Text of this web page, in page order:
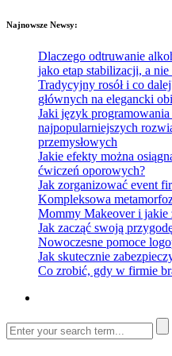
Najnowsze Newsy:
Dlaczego odtruwanie
jako etap stabilizacji, a
Tradycyjny rosół i co
głównych na elegancki
Jaki język
najpopularniejszych
przemysłowych
Jakie efekty można
ćwiczeń oporowych?
Jak zorganizować event
Kompleksowa
Mommy Makeover i jakie
Jak zacząć swoją
Nowoczesne pomoce
Jak skutecznie
Co zrobić, gdy w firmie